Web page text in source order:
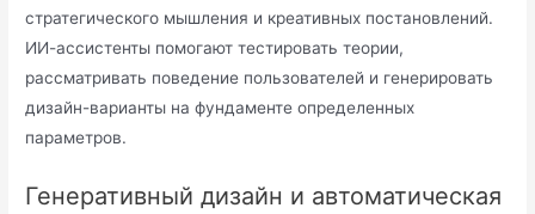
стратегического мышления и креативных постановлений.
ИИ-ассистенты помогают тестировать теории,
рассматривать поведение пользователей и генерировать
дизайн-варианты на фундаменте определенных
параметров.
Генеративный дизайн и автоматическая